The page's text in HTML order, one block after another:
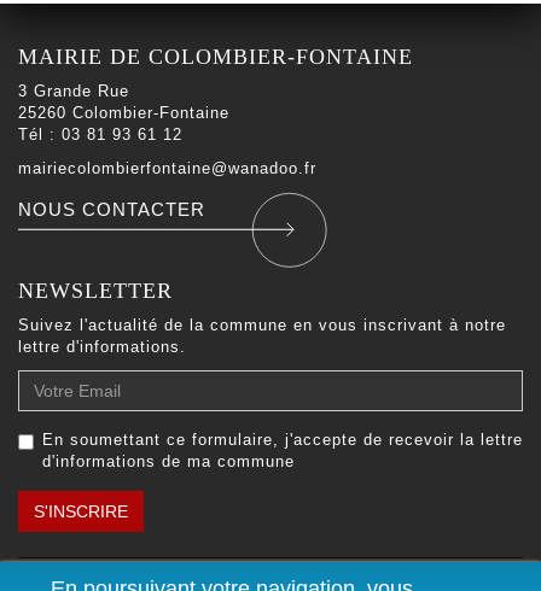
MAIRIE DE COLOMBIER-FONTAINE
3 Grande Rue
25260 Colombier-Fontaine
Tél : 03 81 93 61 12
mairiecolombierfontaine@wanadoo.fr
NOUS CONTACTER
NEWSLETTER
Suivez l'actualité de la commune en vous inscrivant à notre
lettre d'informations.
Email
En soumettant ce formulaire, j'accepte de recevoir la lettre
d'informations de ma commune
S'INSCRIRE